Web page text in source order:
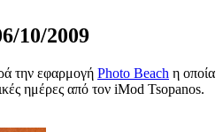
10/2009
την εφαρμογή Photo Beach η οποία
ημέρες από τον iMod Tsopanos.